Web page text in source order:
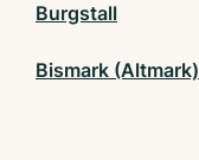
Burgstall
Bismark (Altmark)